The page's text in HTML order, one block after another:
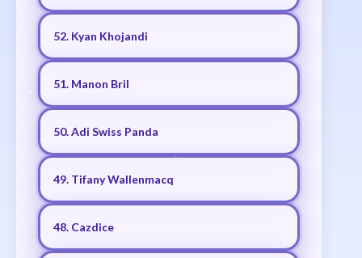
52. Kyan Khojandi
51. Manon Bril
50. Adi Swiss Panda
49. Tifany Wallenmacq
48. Cazdice